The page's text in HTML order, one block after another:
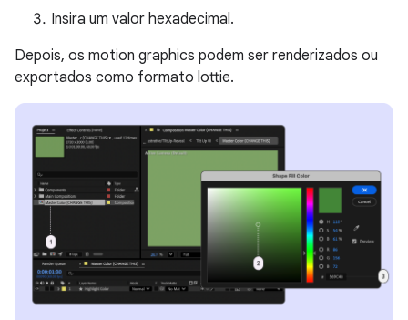
Insira um valor hexadecimal.
Depois, os motion graphics podem ser renderizados ou
exportados como formato lottie.